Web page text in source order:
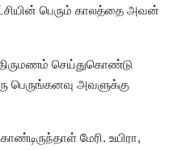
பெரும் காலத்தை அவன்
செய்துகொண்டு
பெருங்கனவு அவளுக்கு
மேரி. உயிரா,